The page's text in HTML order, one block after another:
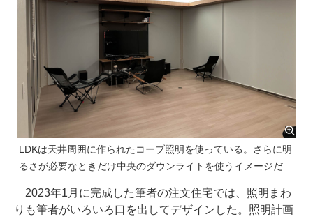
LDKは天井周囲に作られたコーブ照明を使っている。さらに明
るさが必要なときだけ中央のダウンライトを使うイメージだ
2023年1月に完成した筆者の注文住宅では、照明まわ
りも筆者がいろいろ口を出してデザインした。照明計画